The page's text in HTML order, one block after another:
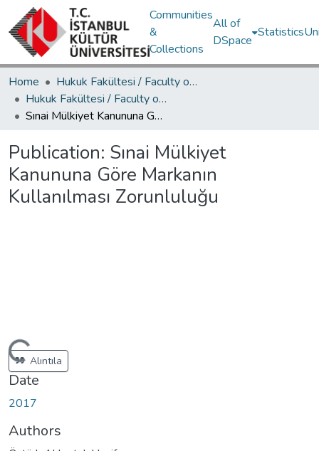
Communities
&
Collections
All of
DSpace
Statistics
Home
Hukuk Fakültesi / Faculty of Law
Hukuk Fakültesi / Faculty of Law
Sınai Mülkiyet Kanununa Göre Markanın Kullanılması Zorunluluğu
Publication: Sınai Mülkiyet
Kanununa Göre Markanın
Kullanılması Zorunluluğu
Loading...Alıntıla
Date
2017
Authors